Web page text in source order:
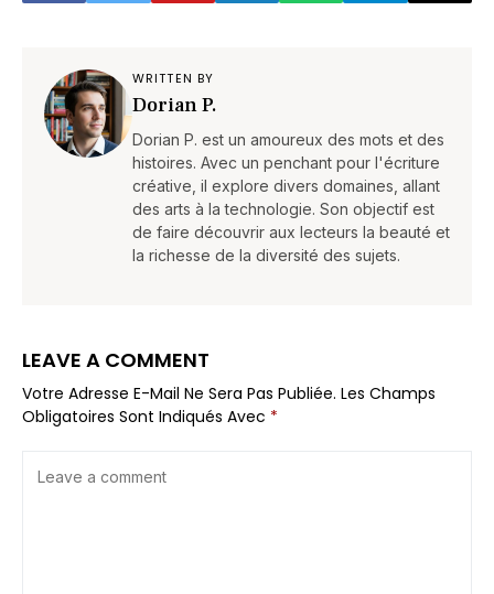
WRITTEN BY
Dorian P.
Dorian P. est un amoureux des mots et des
histoires. Avec un penchant pour l'écriture
créative, il explore divers domaines, allant
des arts à la technologie. Son objectif est
de faire découvrir aux lecteurs la beauté et
la richesse de la diversité des sujets.
LEAVE A COMMENT
Votre Adresse E-Mail Ne Sera Pas Publiée. Les Champs
Obligatoires Sont Indiqués Avec *